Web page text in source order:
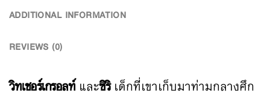
ADDITIONAL INFORMATION
REVIEWS (0)
วิทเชอร์เกรอลท์และซิริเด็กที่เขาเก็บมาท่ามกลางศึก